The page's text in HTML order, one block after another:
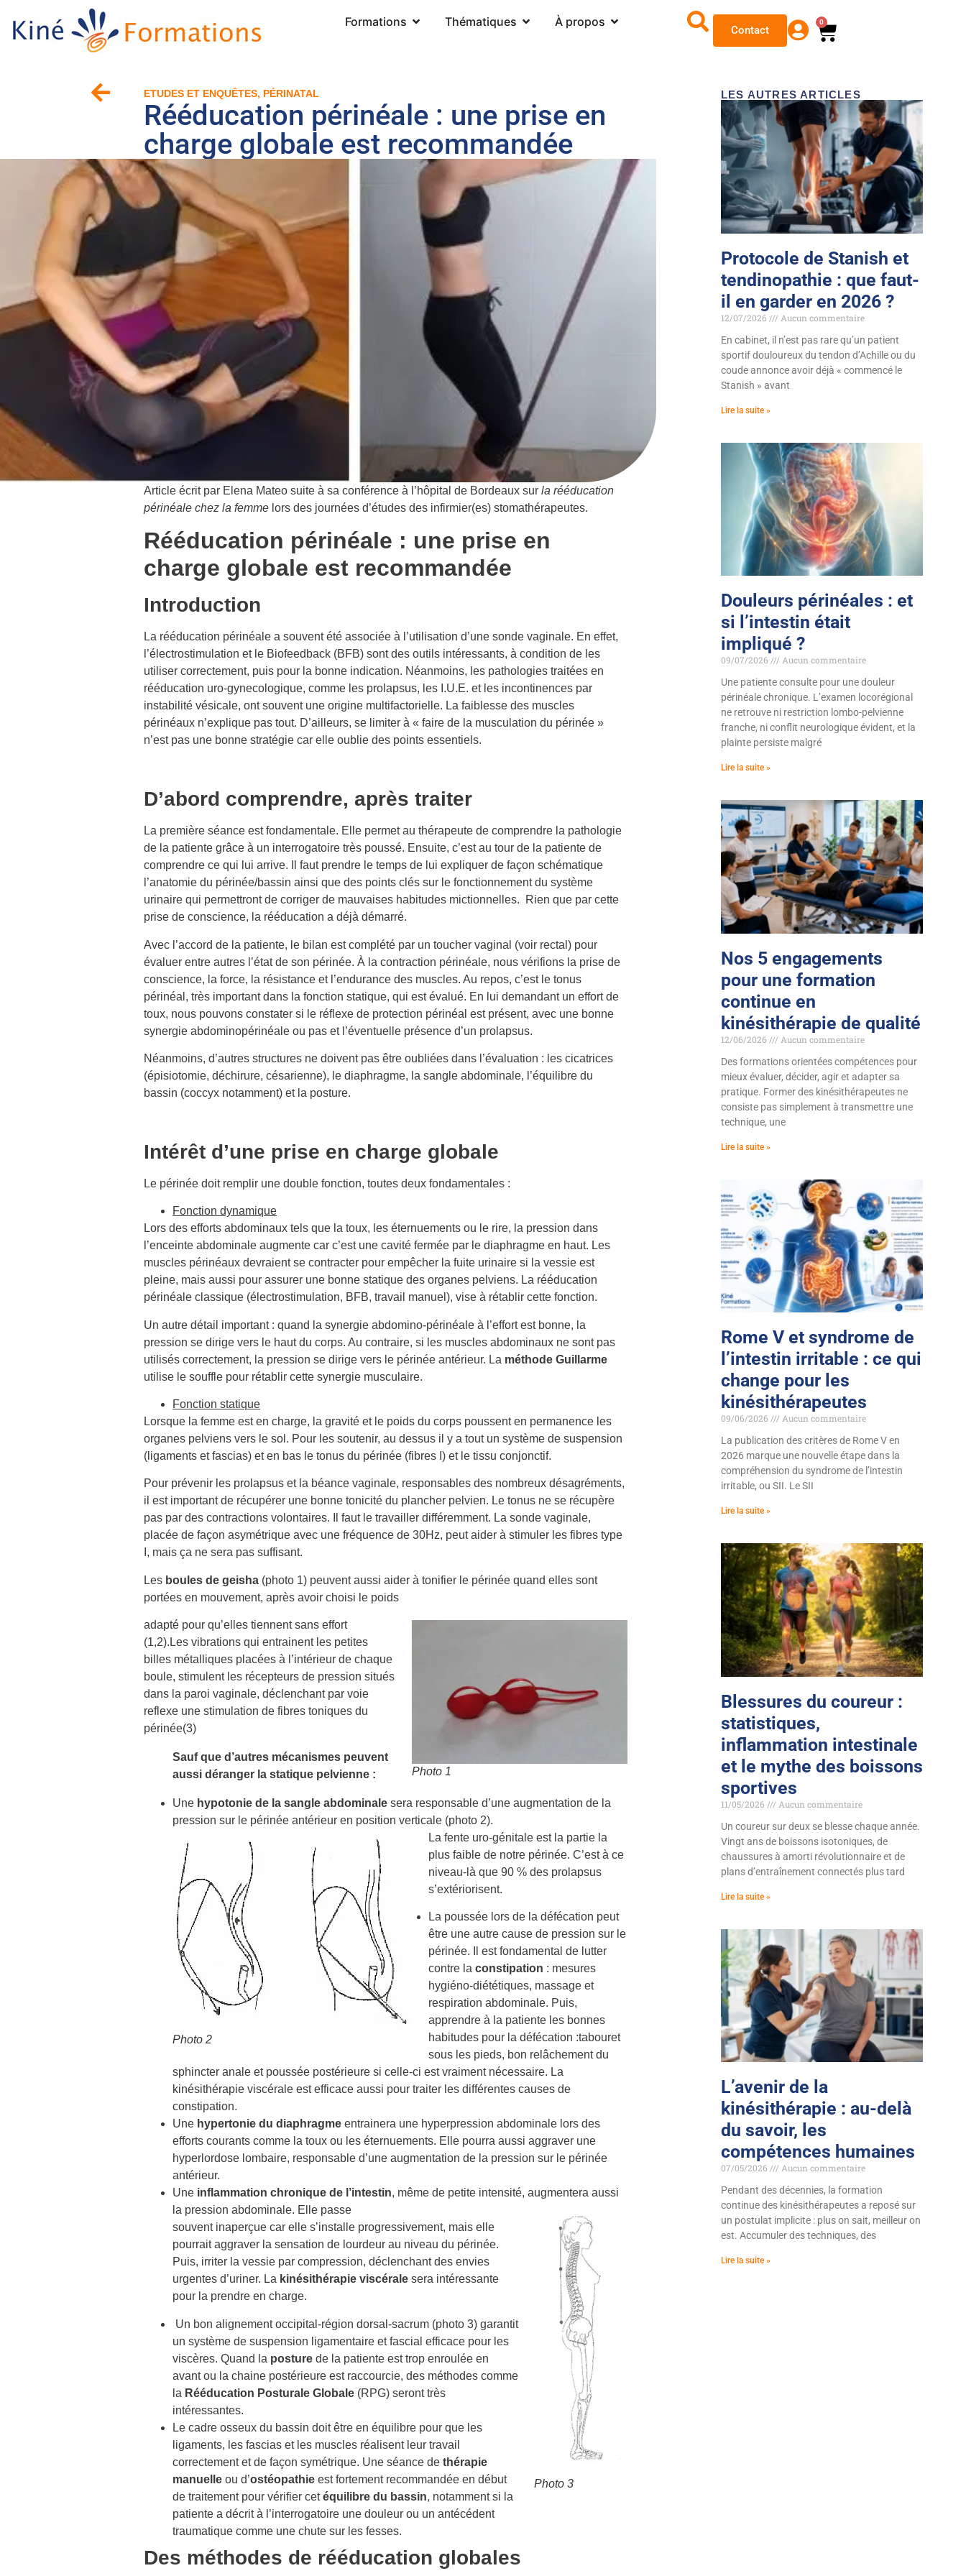
Formations Thématiques À propos
Contact
0
ETUDES ET ENQUÊTES, PÉRINATAL
Rééducation périnéale : une prise en
charge globale est recommandée
Article écrit par Elena Mateo suite à sa conférence à l’hôpital de Bordeaux sur la rééducation
périnéale chez la femme lors des journées d’études des infirmier(es) stomathérapeutes.
Rééducation périnéale : une prise en
charge globale est recommandée
Introduction
La rééducation périnéale a souvent été associée à l’utilisation d’une sonde vaginale. En effet,
l’électrostimulation et le Biofeedback (BFB) sont des outils intéressants, à condition de les
utiliser correctement, puis pour la bonne indication. Néanmoins, les pathologies traitées en
rééducation uro-gynecologique, comme les prolapsus, les I.U.E. et les incontinences par
instabilité vésicale, ont souvent une origine multifactorielle. La faiblesse des muscles
périnéaux n’explique pas tout. D’ailleurs, se limiter à « faire de la musculation du périnée »
n’est pas une bonne stratégie car elle oublie des points essentiels.
D’abord comprendre, après traiter
La première séance est fondamentale. Elle permet au thérapeute de comprendre la pathologie
de la patiente grâce à un interrogatoire très poussé. Ensuite, c’est au tour de la patiente de
comprendre ce qui lui arrive. Il faut prendre le temps de lui expliquer de façon schématique
l’anatomie du périnée/bassin ainsi que des points clés sur le fonctionnement du système
urinaire qui permettront de corriger de mauvaises habitudes mictionnelles. Rien que par cette
prise de conscience, la rééducation a déjà démarré.
Avec l’accord de la patiente, le bilan est complété par un toucher vaginal (voir rectal) pour
évaluer entre autres l’état de son périnée. À la contraction périnéale, nous vérifions la prise de
conscience, la force, la résistance et l’endurance des muscles. Au repos, c’est le tonus
périnéal, très important dans la fonction statique, qui est évalué. En lui demandant un effort de
toux, nous pouvons constater si le réflexe de protection périnéal est présent, avec une bonne
synergie abdominopérinéale ou pas et l’éventuelle présence d’un prolapsus.
Néanmoins, d’autres structures ne doivent pas être oubliées dans l’évaluation : les cicatrices
(épisiotomie, déchirure, césarienne), le diaphragme, la sangle abdominale, l’équilibre du
bassin (coccyx notamment) et la posture.
Intérêt d’une prise en charge globale
Le périnée doit remplir une double fonction, toutes deux fondamentales :
Fonction dynamique
Lors des efforts abdominaux tels que la toux, les éternuements ou le rire, la pression dans
l’enceinte abdominale augmente car c’est une cavité fermée par le diaphragme en haut. Les
muscles périnéaux devraient se contracter pour empêcher la fuite urinaire si la vessie est
pleine, mais aussi pour assurer une bonne statique des organes pelviens. La rééducation
périnéale classique (électrostimulation, BFB, travail manuel), vise à rétablir cette fonction.
Un autre détail important : quand la synergie abdomino-périnéale à l’effort est bonne, la
pression se dirige vers le haut du corps. Au contraire, si les muscles abdominaux ne sont pas
utilisés correctement, la pression se dirige vers le périnée antérieur. La méthode Guillarme
utilise le souffle pour rétablir cette synergie musculaire.
Fonction statique
Lorsque la femme est en charge, la gravité et le poids du corps poussent en permanence les
organes pelviens vers le sol. Pour les soutenir, au dessus il y a tout un système de suspension
(ligaments et fascias) et en bas le tonus du périnée (fibres I) et le tissu conjonctif.
Pour prévenir les prolapsus et la béance vaginale, responsables des nombreux désagréments,
il est important de récupérer une bonne tonicité du plancher pelvien. Le tonus ne se récupère
pas par des contractions volontaires. Il faut le travailler différemment. La sonde vaginale,
placée de façon asymétrique avec une fréquence de 30Hz, peut aider à stimuler les fibres type
I, mais ça ne sera pas suffisant.
Les boules de geisha (photo 1) peuvent aussi aider à tonifier le périnée quand elles sont
portées en mouvement, après avoir choisi le poids
Photo 1
adapté pour qu’elles tiennent sans effort
(1,2).Les vibrations qui entrainent les petites
billes métalliques placées à l’intérieur de chaque
boule, stimulent les récepteurs de pression situés
dans la paroi vaginale, déclenchant par voie
reflexe une stimulation de fibres toniques du
périnée(3)
Sauf que d’autres mécanismes peuvent
aussi déranger la statique pelvienne :
Une hypotonie de la sangle abdominale sera responsable d’une augmentation de la
pression sur le périnée antérieur en position verticale (photo 2).
Photo 2
La fente uro-génitale est la partie la
plus faible de notre périnée. C’est à ce
niveau-là que 90 % des prolapsus
s’extériorisent.
La poussée lors de la défécation peut
être une autre cause de pression sur le
périnée. Il est fondamental de lutter
contre la constipation : mesures
hygiéno-diététiques, massage et
respiration abdominale. Puis,
apprendre à la patiente les bonnes
habitudes pour la défécation :tabouret
sous les pieds, bon relâchement du
sphincter anale et poussée postérieure si celle-ci est vraiment nécessaire. La
kinésithérapie viscérale est efficace aussi pour traiter les différentes causes de
constipation.
Une hypertonie du diaphragme entrainera une hyperpression abdominale lors des
efforts courants comme la toux ou les éternuements. Elle pourra aussi aggraver une
hyperlordose lombaire, responsable d’une augmentation de la pression sur le périnée
antérieur.
Une inflammation chronique de l’intestin, même de petite intensité, augmentera aussi
la pression abdominale. Elle passe
Photo 3
souvent inaperçue car elle s’installe progressivement, mais elle
pourrait aggraver la sensation de lourdeur au niveau du périnée.
Puis, irriter la vessie par compression, déclenchant des envies
urgentes d’uriner. La kinésithérapie viscérale sera intéressante
pour la prendre en charge.
Un bon alignement occipital-région dorsal-sacrum (photo 3) garantit
un système de suspension ligamentaire et fascial efficace pour les
viscères. Quand la posture de la patiente est trop enroulée en
avant ou la chaine postérieure est raccourcie, des méthodes comme
la Rééducation Posturale Globale (RPG) seront très
intéressantes.
Le cadre osseux du bassin doit être en équilibre pour que les
ligaments, les fascias et les muscles réalisent leur travail
correctement et de façon symétrique. Une séance de thérapie
manuelle ou d’ostéopathie est fortement recommandée en début
de traitement pour vérifier cetéquilibre du bassin, notamment si la
patiente a décrit à l’interrogatoire une douleur ou un antécédent
traumatique comme une chute sur les fesses.
Des méthodes de rééducation globales
LES AUTRES ARTICLES
Protocole de Stanish et
tendinopathie : que faut-
il en garder en 2026 ?
12/07/2026
Aucun commentaire
En cabinet, il n’est pas rare qu’un patient
sportif douloureux du tendon d’Achille ou du
coude annonce avoir déjà « commencé le
Stanish » avant
Lire la suite »
Douleurs périnéales : et
si l’intestin était
impliqué ?
09/07/2026
Aucun commentaire
Une patiente consulte pour une douleur
périnéale chronique. L’examen locorégional
ne retrouve ni restriction lombo-pelvienne
franche, ni conflit neurologique évident, et la
plainte persiste malgré
Lire la suite »
Nos 5 engagements
pour une formation
continue en
kinésithérapie de qualité
12/06/2026
Aucun commentaire
Des formations orientées compétences pour
mieux évaluer, décider, agir et adapter sa
pratique. Former des kinésithérapeutes ne
consiste pas simplement à transmettre une
technique, une
Lire la suite »
Rome V et syndrome de
l’intestin irritable : ce qui
change pour les
kinésithérapeutes
09/06/2026
Aucun commentaire
La publication des critères de Rome V en
2026 marque une nouvelle étape dans la
compréhension du syndrome de l’intestin
irritable, ou SII. Le SII
Lire la suite »
Blessures du coureur :
statistiques,
inflammation intestinale
et le mythe des boissons
sportives
11/05/2026
Aucun commentaire
Un coureur sur deux se blesse chaque année.
Vingt ans de boissons isotoniques, de
chaussures à amorti révolutionnaire et de
plans d’entraînement connectés plus tard
Lire la suite »
L’avenir de la
kinésithérapie : au-delà
du savoir, les
compétences humaines
07/05/2026
Aucun commentaire
Pendant des décennies, la formation
continue des kinésithérapeutes a reposé sur
un postulat implicite : plus on sait, meilleur on
est. Accumuler des techniques, des
Lire la suite »